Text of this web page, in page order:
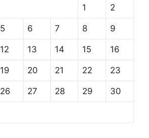
1 2
5 6 7 8 9
12 13 14 15 16
19 20 21 22 23
26 27 28 29 30